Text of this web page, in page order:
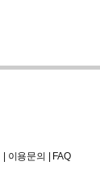
이용문의 FAQ